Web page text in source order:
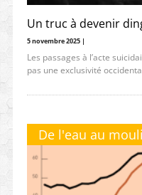
Un truc à devenir
5 novembre 2025 |
Les passages à l’acte
pas une exclusivité
De l'eau au